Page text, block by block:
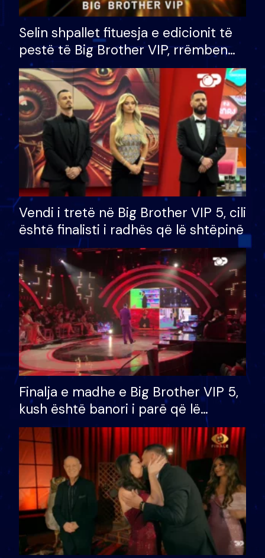
Selin shpallet fituesja e edicionit të
pestë të Big Brother VIP, rrëmben
çmimin e madh prej 100 mijë eurosh
Vendi i tretë në Big Brother VIP 5, cili
është finalisti i radhës që lë shtëpinë
Finalja e madhe e Big Brother VIP 5,
kush është banori i parë që lë
shtëpinë dhe humb mundësinë për
të fituar çmimin e madh